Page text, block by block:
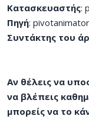
Κατασκευαστής:
Πηγή:
Συντάκτης του
Αν θέλεις να
να βλέπεις
μπορείς να το